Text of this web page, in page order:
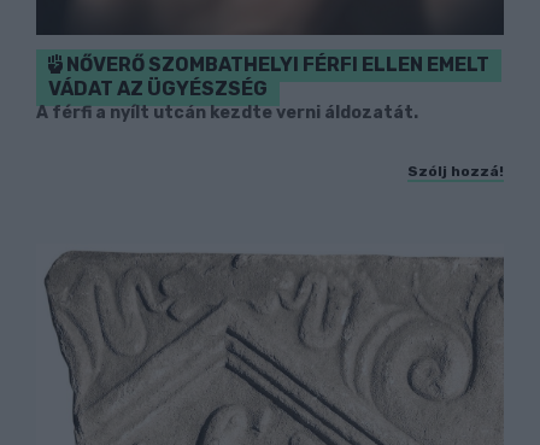
NŐVERŐ SZOMBATHELYI FÉRFI ELLEN EMELT
VÁDAT AZ ÜGYÉSZSÉG
A férfi a nyílt utcán kezdte verni áldozatát.
Szólj hozzá!